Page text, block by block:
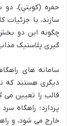
حفره (کویتي)،
سازند، با جزئیات
چگونه این دو
گیری پلاستیک
سامانه های
دیگری هستند که
قالب را تعیین
پردازد؛ راهگاه
خارج می شود، و